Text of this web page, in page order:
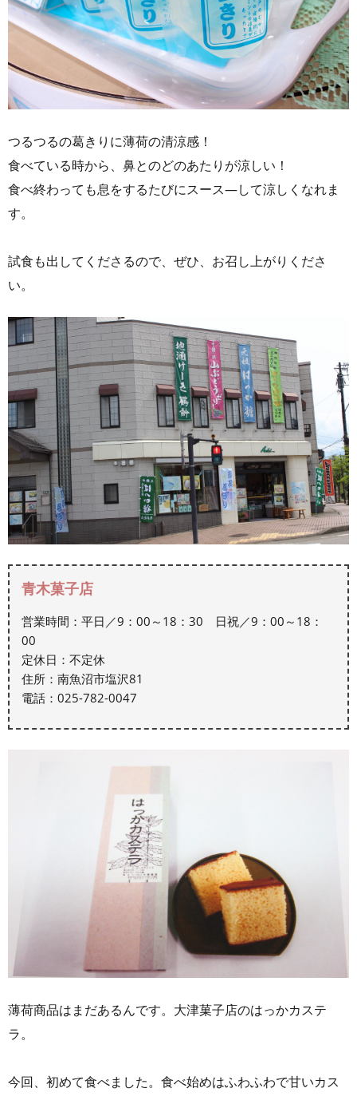
つるつるの葛きりに薄荷の清涼感！
食べている時から、鼻とのどのあたりが涼しい！
食べ終わっても息をするたびにスース―して涼しくなれま
す。
試食も出してくださるので、ぜひ、お召し上がりくださ
い。
青木菓子店
営業時間：平日／9：00～18：30 日祝／9：00～18：
00
定休日：不定休
住所：南魚沼市塩沢81
電話：025-782-0047
薄荷商品はまだあるんです。大津菓子店のはっかカステ
ラ。
今回、初めて食べました。食べ始めはふわふわで甘いカス